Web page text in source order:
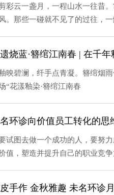
彩云一盏月，一程山水一往昔
。那些一碰就不见了的过往，
烧蓝·簪绾江南春 | 在千
映碧澜，纤手点青凝。簪绾烟
“花漾釉染·簪绾江南春
环诊向价值员工转化的思
试图去做一个成功的人，要努
值，塑造并提升自己的职业竞
手作 金秋雅趣 未名环诊